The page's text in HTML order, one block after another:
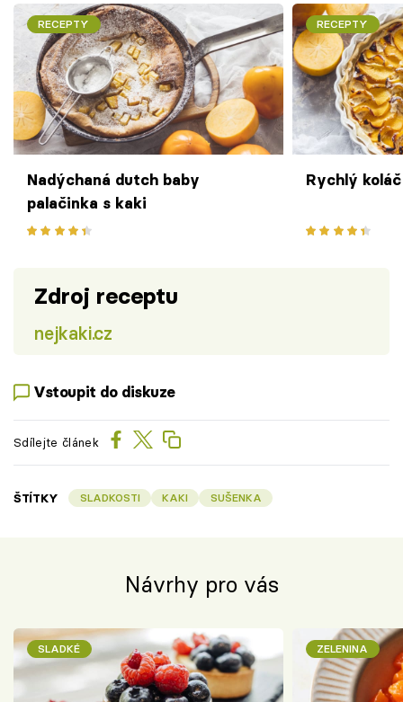
RECEPTY
Nadýchaná dutch baby
palačinka s kaki
RECEPTY
Rychlý
Zdroj receptu
nejkaki.cz
Vstoupit do diskuze
Sdílejte článek
ŠTÍTKY SLADKOSTI KAKI SUŠENKA
Návrhy pro vás
SLADKÉ ZELENINA